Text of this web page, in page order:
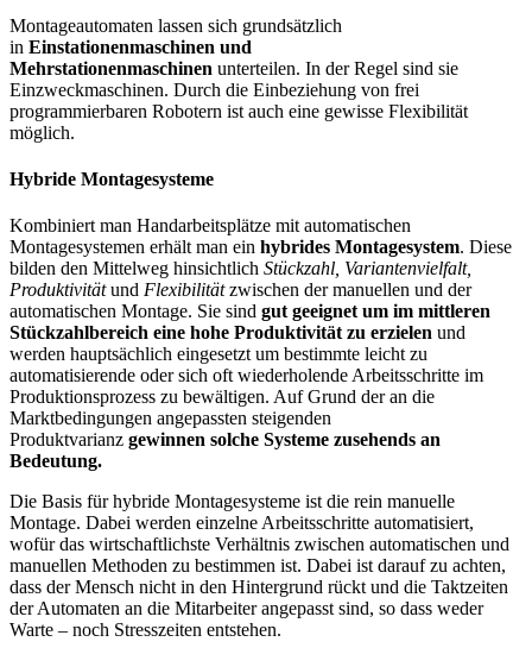
Montageautomaten lassen sich grundsätzlich
in Einstationenmaschinen und
Mehrstationenmaschinen unterteilen. In der Regel sind sie
Einzweckmaschinen. Durch die Einbeziehung von frei
programmierbaren Robotern ist auch eine gewisse Flexibilität
möglich.
Hybride Montagesysteme
Kombiniert man Handarbeitsplätze mit automatischen
Montagesystemen erhält man ein hybrides Montagesystem. Diese
bilden den Mittelweg hinsichtlich Stückzahl, Variantenvielfalt,
Produktivitätund Flexibilitätzwischen der manuellen und der
automatischen Montage. Sie sind gut geeignet um im mittleren
Stückzahlbereich eine hohe Produktivität zu erzielen und
werden hauptsächlich eingesetzt um bestimmte leicht zu
automatisierende oder sich oft wiederholende Arbeitsschritte im
Produktionsprozess zu bewältigen. Auf Grund der an die
Marktbedingungen angepassten steigenden
Produktvarianz gewinnen solche Systeme zusehends an
Bedeutung.
Die Basis für hybride Montagesysteme ist die rein manuelle
Montage. Dabei werden einzelne Arbeitsschritte automatisiert,
wofür das wirtschaftlichste Verhältnis zwischen automatischen und
manuellen Methoden zu bestimmen ist. Dabei ist darauf zu achten,
dass der Mensch nicht in den Hintergrund rückt und die Taktzeiten
der Automaten an die Mitarbeiter angepasst sind, so dass weder
Warte – noch Stresszeiten entstehen.